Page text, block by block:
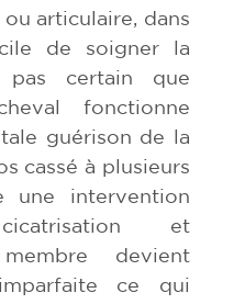
articulaire, dans
de soigner la
certain que
fonctionne
guérison de la
cassé à plusieurs
une intervention
et
devient
ce qui